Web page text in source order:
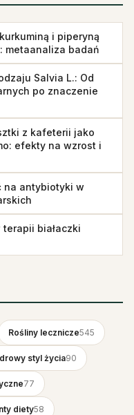
i piperyną
metaanaliza badań
Salvia L.: Od
po znaczenie
z kafeterii jako
efekty na wzrost i
na antybiotyki w
białaczki
Rośliny lecznicze545
styl życia90
77
diety58